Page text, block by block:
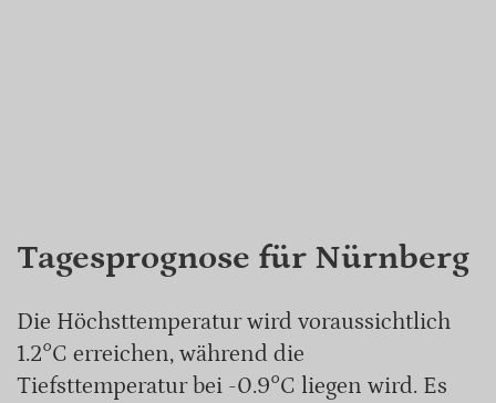
Tagesprognose für Nürnberg
Die Höchsttemperatur wird voraussichtlich
1.2°C erreichen, während die
Tiefsttemperatur bei -0.9°C liegen wird. Es